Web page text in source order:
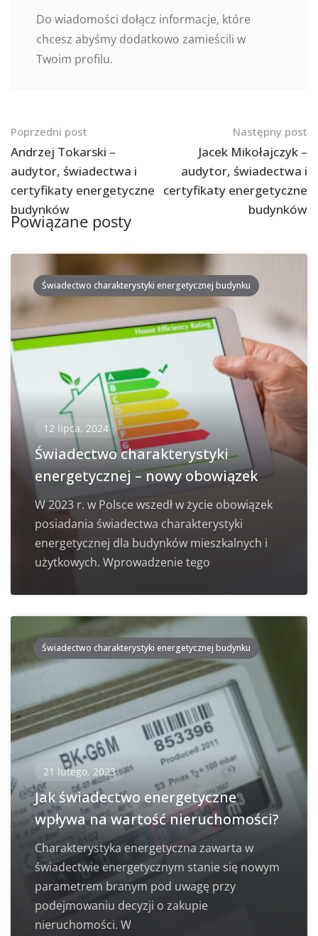
Do wiadomości dołącz informacje, które
chcesz abyśmy dodatkowo zamieścili w
Twoim profilu.
Nawigacja
po
postach
Poprzedni post
Andrzej Tokarski –
audytor, świadectwa i
certyfikaty energetyczne
budynków
Następny post
Jacek Mikołajczyk –
audytor, świadectwa i
certyfikaty energetyczne
budynków
Powiązane posty
Świadectwo charakterystyki energetycznej budynku
12 lipca, 2024
Świadectwo charakterystyki
energetycznej – nowy obowiązek
W 2023 r. w Polsce wszedł w życie obowiązek
posiadania świadectwa charakterystyki
energetycznej dla budynków mieszkalnych i
użytkowych. Wprowadzenie tego
Świadectwo charakterystyki energetycznej budynku
21 lutego, 2023
Jak świadectwo energetyczne
wpływa na wartość nieruchomości?
Charakterystyka energetyczna zawarta w
świadectwie energetycznym stanie się nowym
parametrem branym pod uwagę przy
podejmowaniu decyzji o zakupie
nieruchomości. W